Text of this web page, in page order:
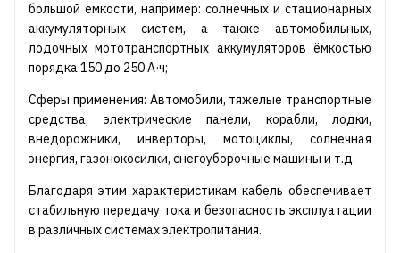
большой ёмкости, например: солнечных и стационарных
аккумуляторных систем, а также автомобильных,
лодочных мототранспортных аккумуляторов ёмкостью
порядка 150 до 250 А·ч;
Сферы применения: Автомобили, тяжелые транспортные
средства, электрические панели, корабли, лодки,
внедорожники, инверторы, мотоциклы, солнечная
энергия, газонокосилки, снегоуборочные машины и т.д.
Благодаря этим характеристикам кабель обеспечивает
стабильную передачу тока и безопасность эксплуатации
в различных системах электропитания.